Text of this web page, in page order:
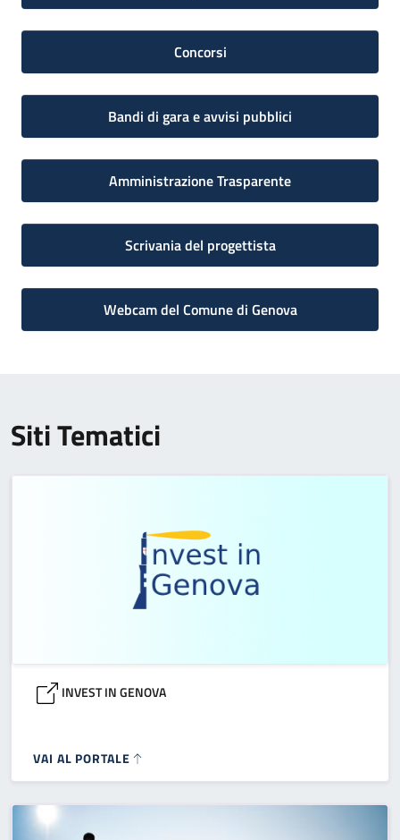
Concorsi
Bandi di gara e avvisi pubblici
Amministrazione Trasparente
Scrivania del progettista
Webcam del Comune di Genova
Siti Tematici
INVEST IN GENOVA
VAI AL PORTALE